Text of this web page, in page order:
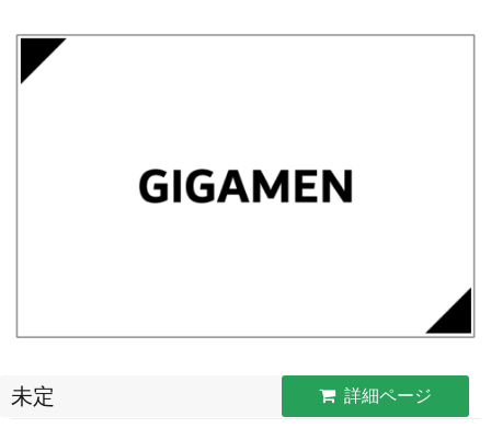
未定 詳細ページ